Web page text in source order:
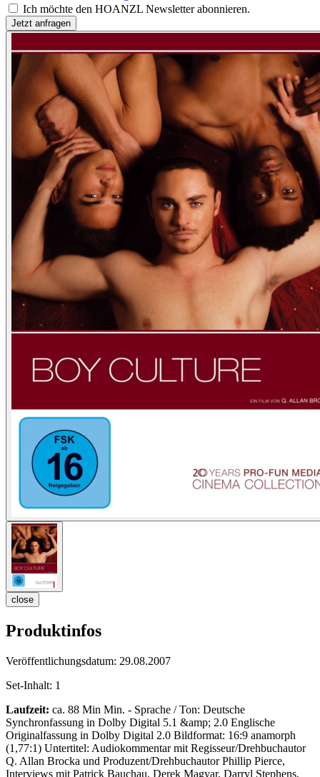
Ich möchte den HOANZL Newsletter abonnieren.
close
Produktinfos
Veröffentlichungsdatum: 29.08.2007
Set-Inhalt: 1
Laufzeit: ca. 88 Min Min. - Sprache / Ton: Deutsche
Synchronfassung in Dolby Digital 5.1 &amp; 2.0 Englische
Originalfassung in Dolby Digital 2.0 Bildformat: 16:9 anamorph
(1,77:1) Untertitel: Audiokommentar mit Regisseur/Drehbuchautor
Q. Allan Brocka und Produzent/Drehbuchautor Phillip Pierce,
Interviews mit Patrick Bauchau, Derek Magyar, Darryl Stephens,